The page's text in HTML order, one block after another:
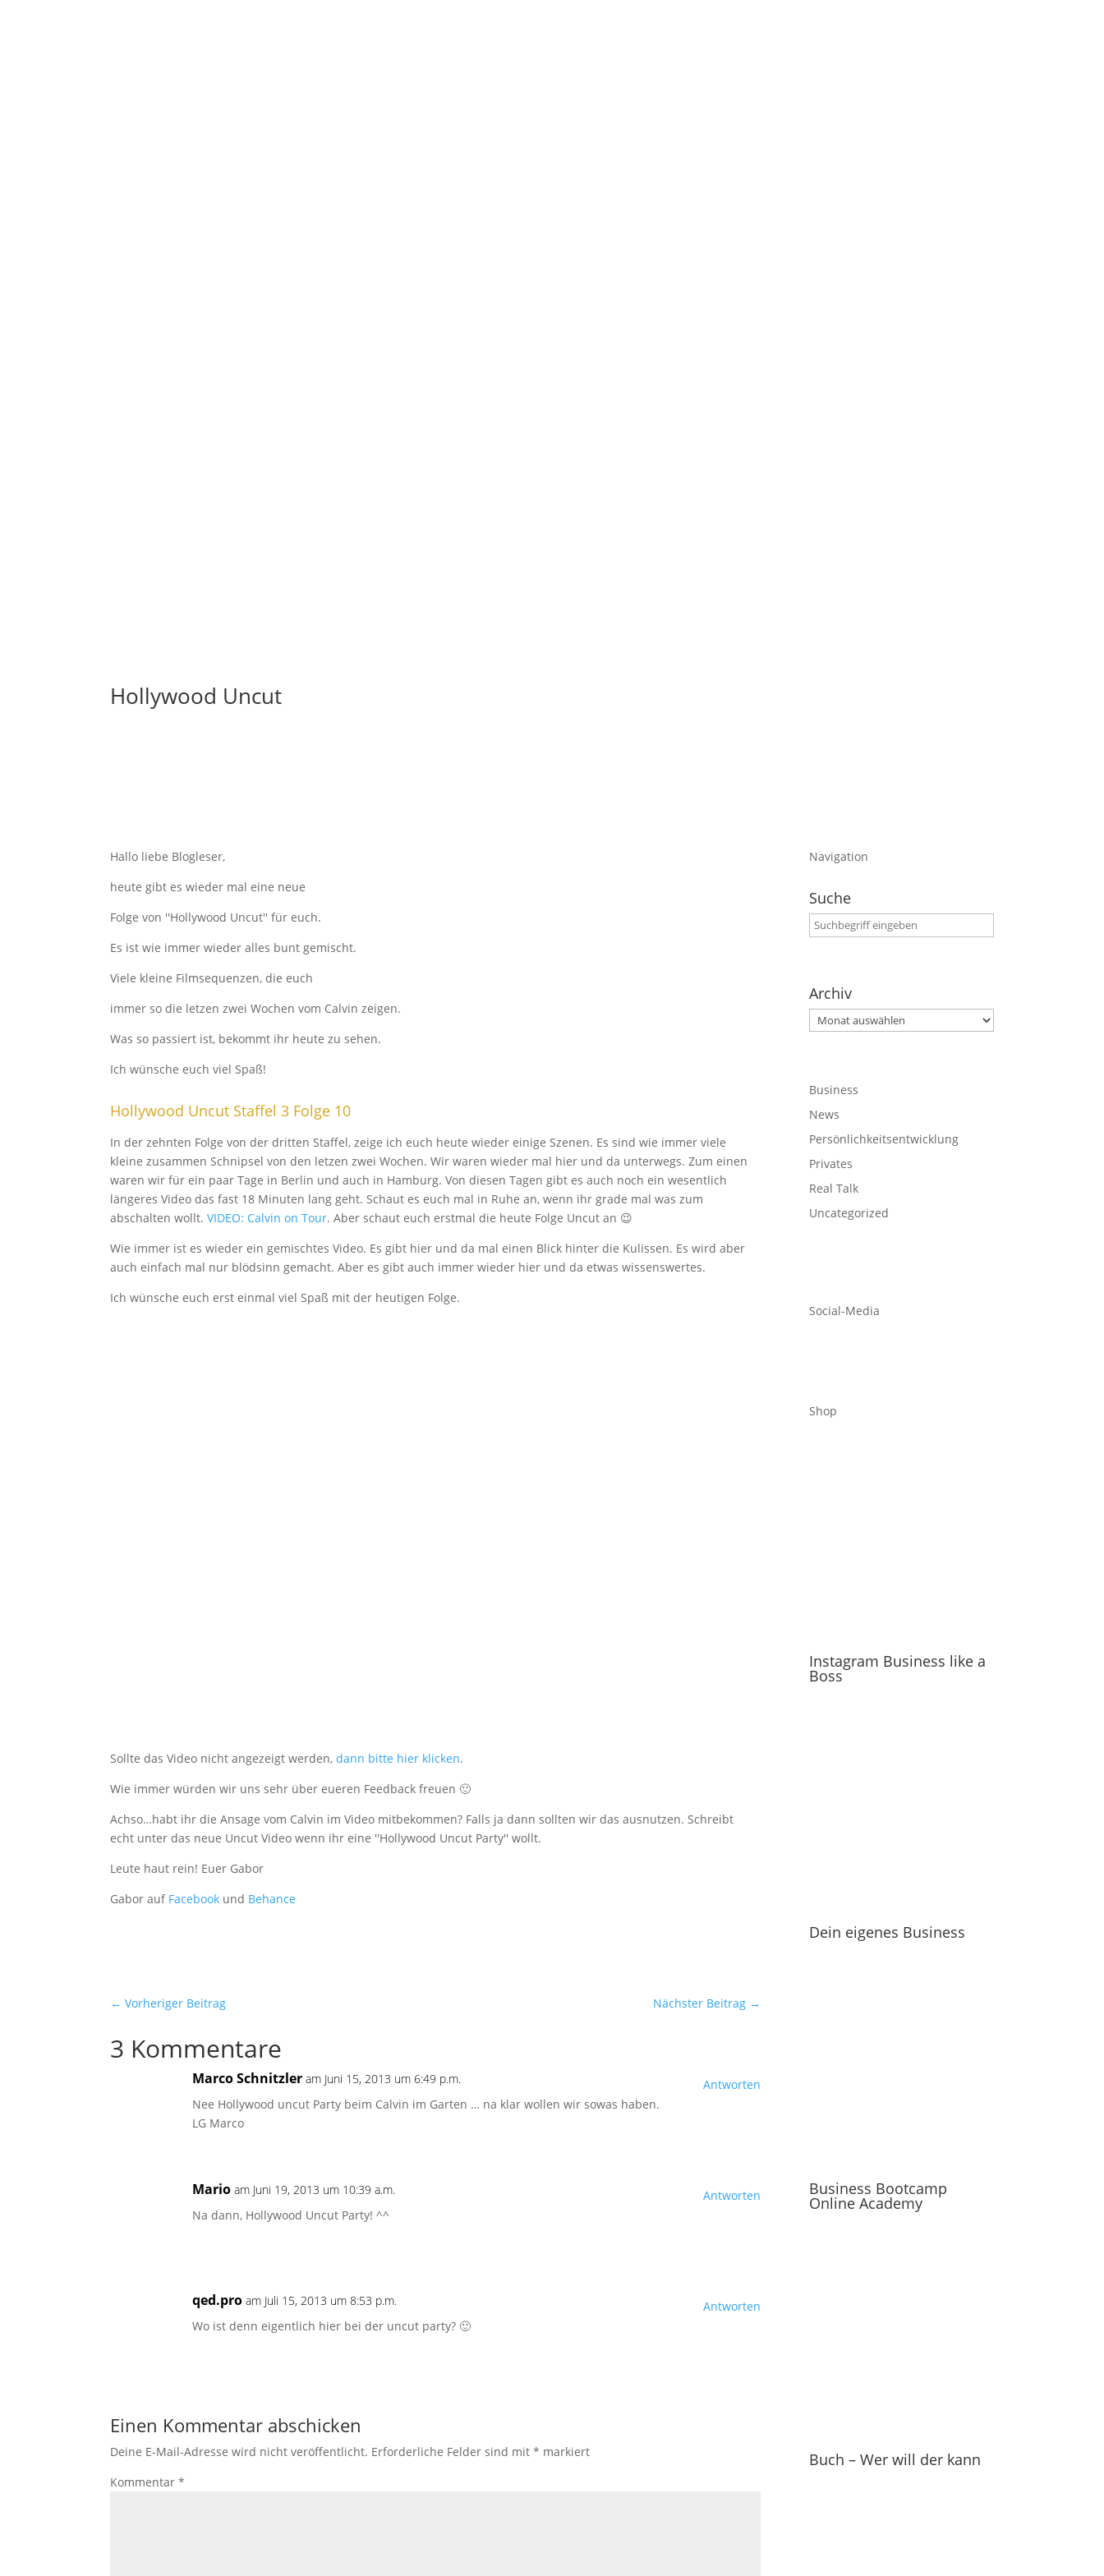
Hollywood Uncut
Hallo liebe Blogleser,
heute gibt es wieder mal eine neue
Folge von ''Hollywood Uncut'' für euch.
Es ist wie immer wieder alles bunt gemischt.
Viele kleine Filmsequenzen, die euch
immer so die letzen zwei Wochen vom Calvin zeigen.
Was so passiert ist, bekommt ihr heute zu sehen.
Ich wünsche euch viel Spaß!
Hollywood Uncut Staffel 3 Folge 10
In der zehnten Folge von der dritten Staffel, zeige ich euch heute wieder einige Szenen. Es sind wie immer viele
kleine zusammen Schnipsel von den letzen zwei Wochen. Wir waren wieder mal hier und da unterwegs. Zum einen
waren wir für ein paar Tage in Berlin und auch in Hamburg. Von diesen Tagen gibt es auch noch ein wesentlich
längeres Video das fast 18 Minuten lang geht. Schaut es euch mal in Ruhe an, wenn ihr grade mal was zum
abschalten wollt.VIDEO: Calvin on Tour. Aber schaut euch erstmal die heute Folge Uncut an 😉
Wie immer ist es wieder ein gemischtes Video. Es gibt hier und da mal einen Blick hinter die Kulissen. Es wird aber
auch einfach mal nur blödsinn gemacht. Aber es gibt auch immer wieder hier und da etwas wissenswertes.
Ich wünsche euch erst einmal viel Spaß mit der heutigen Folge.
Sollte das Video nicht angezeigt werden,dann bitte hier klicken.
Wie immer würden wir uns sehr über eueren Feedback freuen 🙂
Achso…habt ihr die Ansage vom Calvin im Video mitbekommen? Falls ja dann sollten wir das ausnutzen. Schreibt
echt unter das neue Uncut Video wenn ihr eine ''Hollywood Uncut Party'' wollt.
Leute haut rein! Euer Gabor
Gabor auf Facebook und Behance
←Vorheriger Beitrag Nächster Beitrag →
3 Kommentare
Marco Schnitzler am Juni 15, 2013 um 6:49 p.m.
Nee Hollywood uncut Party beim Calvin im Garten … na klar wollen wir sowas haben.
LG Marco
Antworten
Mario am Juni 19, 2013 um 10:39 a.m.
Na dann, Hollywood Uncut Party! ^^
Antworten
qed.pro am Juli 15, 2013 um 8:53 p.m.
Wo ist denn eigentlich hier bei der uncut party? 🙂
Antworten
Einen Kommentar abschicken
Deine E-Mail-Adresse wird nicht veröffentlicht. Erforderliche Felder sind mit* markiert
Kommentar*
Navigation
Suche
Archiv
Archiv
Business
News
Persönlichkeitsentwicklung
Privates
Real Talk
Uncategorized
Social-Media
Shop
Instagram Business like a
Boss
Dein eigenes Business
Business Bootcamp
Online Academy
Buch – Wer will der kann